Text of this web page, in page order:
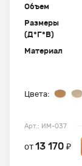
Объем
Размеры
(Д*Г*В)
Материал
Цвета:
Арт.: ИМ-037
от13 170 ₽